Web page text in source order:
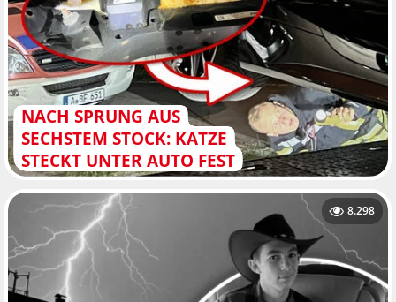
NACH SPRUNG AUS
SECHSTEM STOCK: KATZE
STECKT UNTER AUTO FEST
8.298